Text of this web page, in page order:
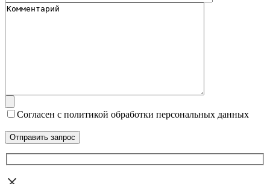
Согласен с политикой обработки персональных данных